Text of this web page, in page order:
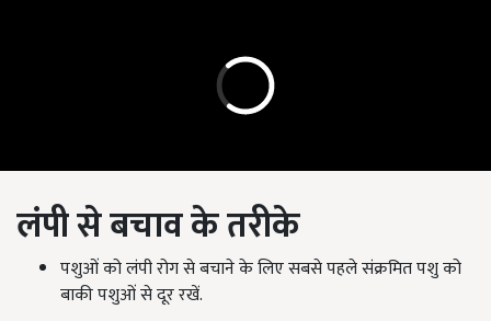
लंपी से बचाव के तरीके
पशुओं को लंपी रोग से बचाने के लिए सबसे पहले संक्रमित पशु को
बाकी पशुओं से दूर रखें.